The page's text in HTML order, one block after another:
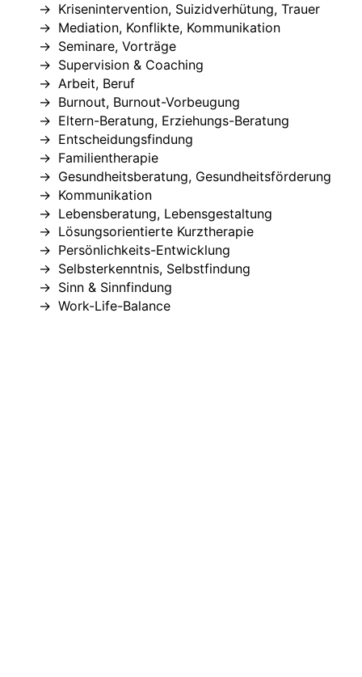
Krisenintervention, Suizidverhütung, Trauer
Mediation, Konflikte, Kommunikation
Seminare, Vorträge
Supervision & Coaching
Arbeit, Beruf
Burnout, Burnout-Vorbeugung
Eltern-Beratung, Erziehungs-Beratung
Entscheidungsfindung
Familientherapie
Gesundheitsberatung, Gesundheitsförderung
Kommunikation
Lebensberatung, Lebensgestaltung
Lösungsorientierte Kurztherapie
Persönlichkeits-Entwicklung
Selbsterkenntnis, Selbstfindung
Sinn & Sinnfindung
Work-Life-Balance